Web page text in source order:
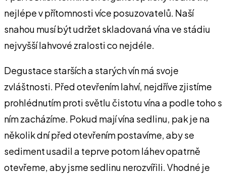
nejlépe v přítomnosti více posuzovatelů. Naší
snahou musí být udržet skladovaná vína ve stádiu
nejvyšší lahvové zralosti co nejdéle.
Degustace starších a starých vín má svoje
zvláštnosti. Před otevřením lahví, nejdříve zjistíme
prohlédnutím proti světlu čistotu vína a podle toho s
ním zacházíme. Pokud mají vína sedlinu, pak je na
několik dní před otevřením postavíme, aby se
sediment usadil a teprve potom láhev opatrně
otevřeme, aby jsme sedlinu nerozvířili. Vhodné je